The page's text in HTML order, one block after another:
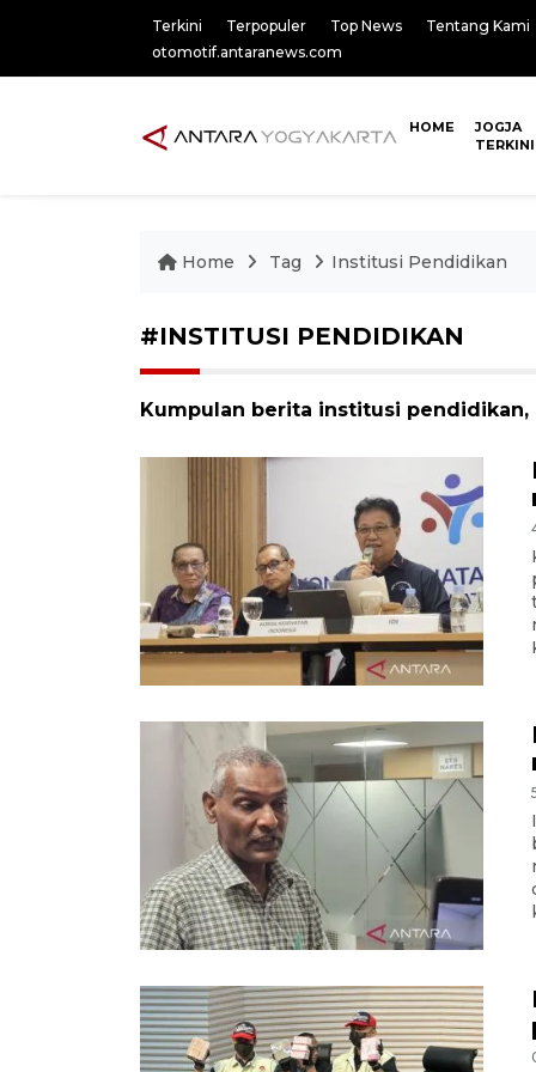
Terkini Terpopuler Top News
Tentang Kami
otomotif.antaranews.com
HOME
JOGJA
TERKINI
Home Tag Institusi Pendidikan
#INSTITUSI PENDIDIKAN
Kumpulan berita institusi